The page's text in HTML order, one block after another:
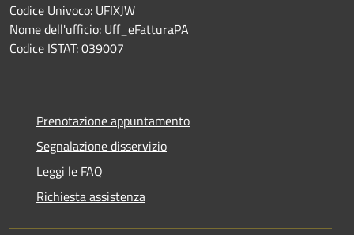
Codice Univoco: UFIXJW
Nome dell'ufficio: Uff_eFatturaPA
Codice ISTAT: 039007
Prenotazione appuntamento
Segnalazione disservizio
Leggi le FAQ
Richiesta assistenza